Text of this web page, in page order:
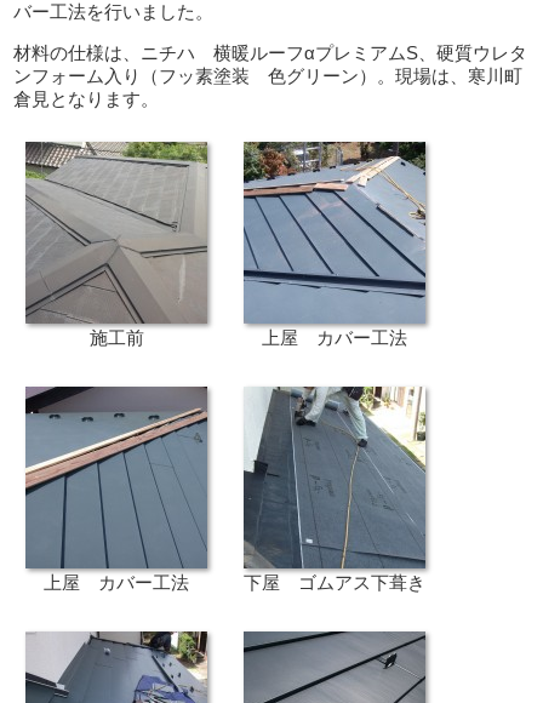
バー工法を行いました。
材料の仕様は、ニチハ 横暖ルーフαプレミアムS、硬質ウレタ
ンフォーム入り（フッ素塗装 色グリーン）。現場は、寒川町
倉見となります。
施工前 上屋 カバー工法
上屋 カバー工法 下屋 ゴムアス下葺き